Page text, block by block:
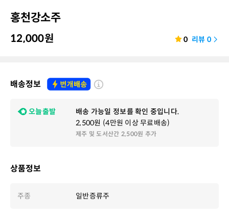
홍천강소주
12,000원 0 리뷰 0
상품정보
주종 일반증류주
배송정보
오늘출발
배송 가능일 정보를 확인 중입니다.
2,500원 (4만원 이상 무료배송)
제주 및 도서산간 2,500원 추가